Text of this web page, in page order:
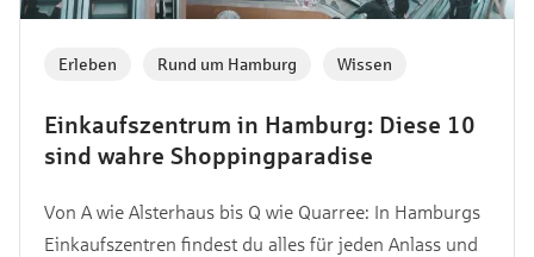
Einkaufszentrum in Hamburg: Diese 10
sind wahre Shoppingparadise
Erleben Rund um Hamburg Wissen
Von A wie Alsterhaus bis Q wie Quarree: In Hamburgs
Einkaufszentren findest du alles für jeden Anlass und